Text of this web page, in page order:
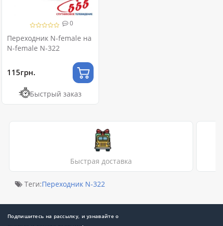
0
Переходник N-female на
N-female N-322
115грн.
Быстрый заказ
Быстрая доставка
Теги:Переходник N-322
Подпишитесь на рассылку, и узнавайте о